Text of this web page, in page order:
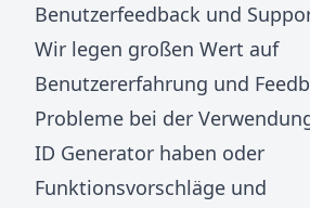
Benutzerfeedback und
Wir legen großen Wert auf
Benutzererfahrung und
Probleme bei der
ID Generator haben oder
Funktionsvorschläge und